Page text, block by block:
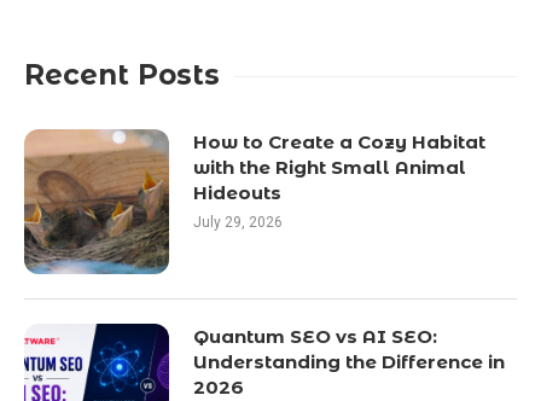
Recent Posts
How to Create a Cozy Habitat
with the Right Small Animal
Hideouts
July 29, 2026
Quantum SEO vs AI SEO:
Understanding the Difference in
2026